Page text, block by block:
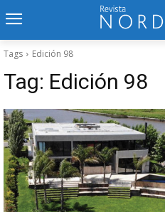
Tags Edición 98
Tag: Edición 98